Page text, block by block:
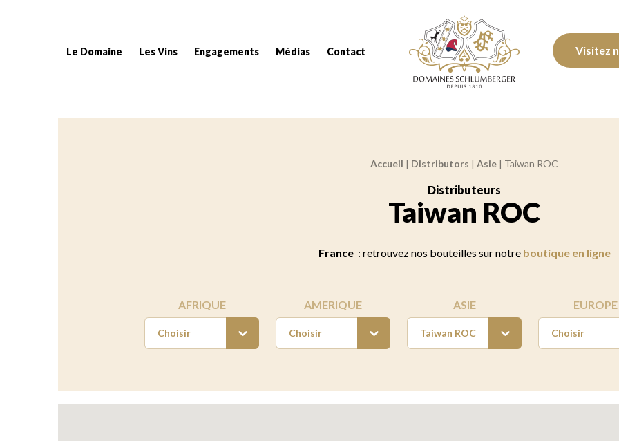
Le Domaine Les Vins Engagements Médias Contact
Domaines Schlumberger Vignerons 100%
Visitez
Accueil | Distributors | Asie | Taiwan ROC
Distributeurs
Taiwan ROC
France : retrouvez nos bouteilles sur notre boutique en ligne
AFRIQUE
Choisir
AMERIQUE
Choisir
ASIE
Taiwan ROC
EUROPE
Choisir